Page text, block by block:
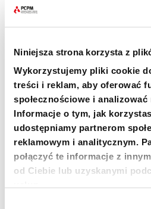
Niniejsza strona korzysta z
Wykorzystujemy pliki cookie
treści i reklam, aby oferować
społecznościowe i
Informacje o tym, jak
udostępniamy partnerom
reklamowym i analitycznym.
połączyć te informacje z
od Ciebie lub uzyskanymi
18 1140 1010 0000 5228
Newsletter
Chcesz być na bieżąco? Zapisz
newslettera. Informacje o
działaniach i zakończonych